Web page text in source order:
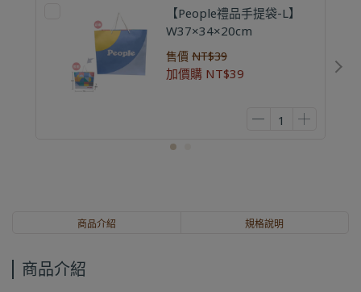
【People禮品手提袋-L】
W37×34×20cm
售價NT$39
加價購NT$39
商品介紹 規格說明
商品介紹